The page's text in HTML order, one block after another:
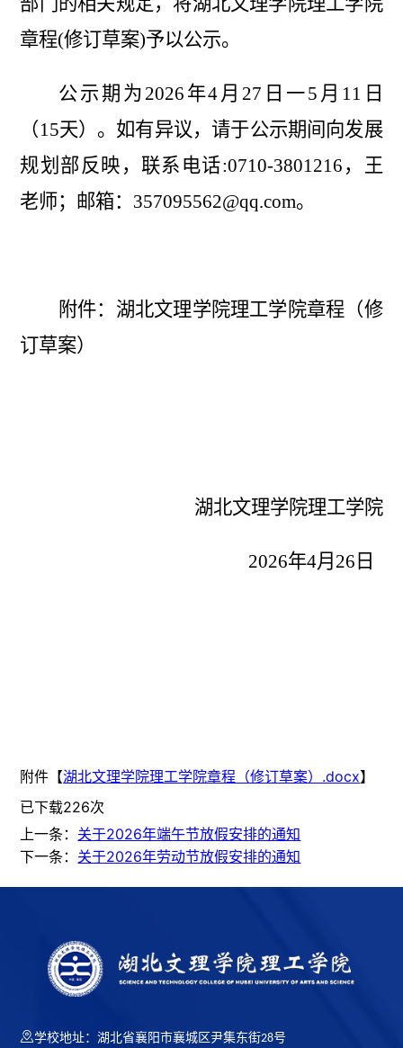
章程(修订草案)予以公示。
公示期为2026年4月27日一5月11日
（15天）。如有异议，请于公示期间向发展
规划部反映，联系电话:0710-3801216，王
老师；邮箱： 357095562@qq.com。
附件：湖北文理学院理工学院章程（修
订草案）
湖北文理学院理工学院
2026年4月26日
附件【湖北文理学院理工学院章程（修订草案）.docx】
已下载226次
上一条： 关于2026年端午节放假安排的通知
下一条： 关于2026年劳动节放假安排的通知
学校地址：湖北省襄阳市襄城区尹集东街28号